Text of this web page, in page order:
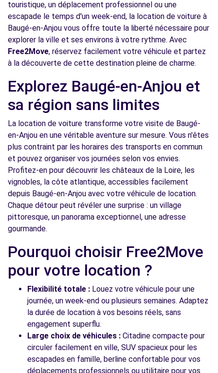
touristique, un déplacement professionnel ou une
escapade le temps d'un week-end, la location de voiture à
Baugé-en-Anjou vous offre toute la liberté nécessaire pour
explorer la ville et ses environs à votre rythme. Avec
Free2Move, réservez facilement votre véhicule et partez
à la découverte de cette destination pleine de charme.
Explorez Baugé-en-Anjou et
sa région sans limites
La location de voiture transforme votre visite de Baugé-
en-Anjou en une véritable aventure sur mesure. Vous n'êtes
plus contraint par les horaires des transports en commun
et pouvez organiser vos journées selon vos envies.
Profitez-en pour découvrir les châteaux de la Loire, les
vignobles, la côte atlantique, accessibles facilement
depuis Baugé-en-Anjou avec votre véhicule de location.
Chaque détour peut révéler une surprise : un village
pittoresque, un panorama exceptionnel, une adresse
gourmande.
Pourquoi choisir Free2Move
pour votre location ?
Flexibilité totale : Louez votre véhicule pour une
journée, un week-end ou plusieurs semaines. Adaptez
la durée de location à vos besoins réels, sans
engagement superflu.
Large choix de véhicules : Citadine compacte pour
circuler facilement en ville, SUV spacieux pour les
escapades en famille, berline confortable pour vos
déplacements professionnels ou utilitaire pour vos